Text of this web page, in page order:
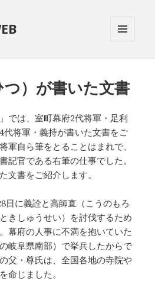
ーとウ
ット
）が書いた文書
」では、室町幕府2代将軍・足利
代将軍・義持が書いた文書をご
軍自ら筆をとることはまれで、
記官である右筆の仕事でした。
文書をご紹介します。
日に義詮と高師直（こうのもろ
きしゅうせい）を討伐するため
幕府の人事に不満を抱いていた
岐阜県南部）で挙兵したからで
父・尊氏は、全国各地の寺院や
命じました。